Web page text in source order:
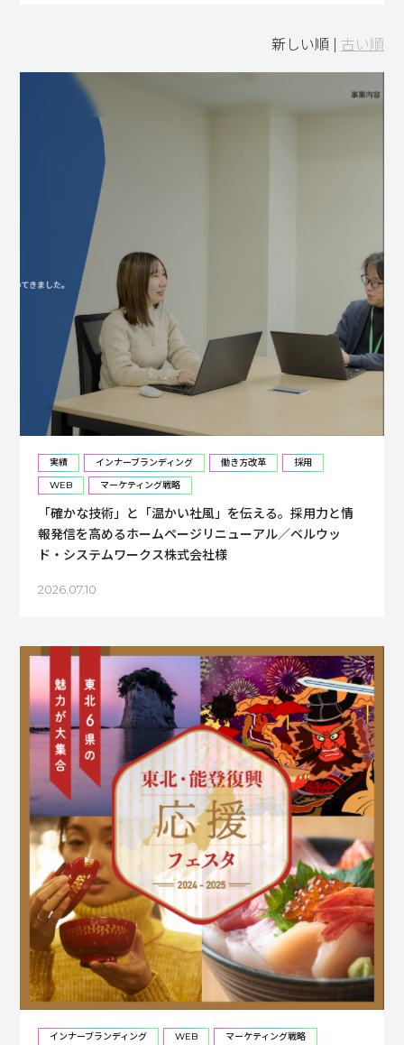
新しい順 | 古い順
実績 インナーブランディング 働き方改革
採用
WEB
マーケティング戦略
「確かな技術」と「温かい社風」を伝える。採用力と情
報発信を高めるホームページリニューアル／ベルウッ
ド・システムワークス株式会社様
2026.07.10
インナーブランディング WEB マーケティング戦略